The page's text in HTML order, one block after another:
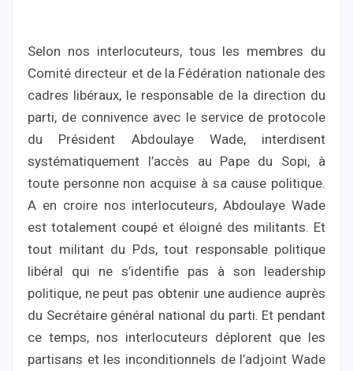
Selon nos interlocuteurs, tous les membres du
Comité directeur et de la Fédération nationale des
cadres libéraux, le responsable de la direction du
parti, de connivence avec le service de protocole
du Président Abdoulaye Wade, interdisent
systématiquement l’accès au Pape du Sopi, à
toute personne non acquise à sa cause politique.
A en croire nos interlocuteurs, Abdoulaye Wade
est totalement coupé et éloigné des militants. Et
tout militant du Pds, tout responsable politique
libéral qui ne s’identifie pas à son leadership
politique, ne peut pas obtenir une audience auprès
du Secrétaire général national du parti. Et pendant
ce temps, nos interlocuteurs déplorent que les
partisans et les inconditionnels de l’adjoint Wade